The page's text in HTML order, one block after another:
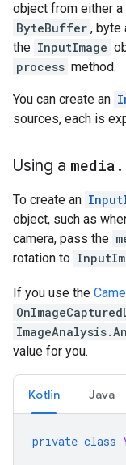
object from either a
ByteBuffer , byte
the InputImage
process method.
You can create an
sources, each is
Using a media .
To create an
object, such as
camera, pass the
rotation to
If you use the
ImageAnalysis.
value for you.
Kotlin Java
private class